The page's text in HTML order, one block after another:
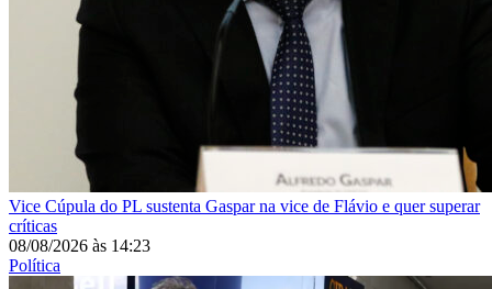
Vice Cúpula do PL sustenta Gaspar na vice de Flávio e quer superar
críticas
08/08/2026 às 14:23
Política